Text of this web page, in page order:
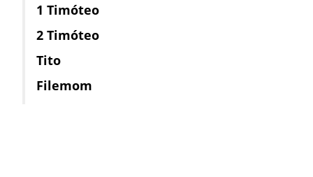
1 Timóteo
2 Timóteo
Tito
Filemom